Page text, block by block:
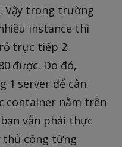
Vậy trong trường
instance thì
trực tiếp 2
được. Do đó,
1 server để cân
container nằm trên
vẫn phải thực
thủ công từng